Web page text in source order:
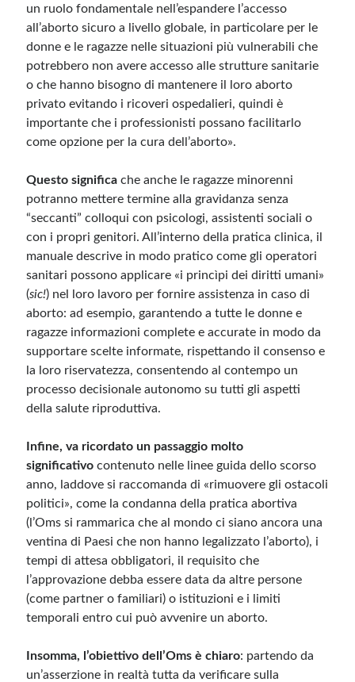
un ruolo fondamentale nell’espandere l’accesso
all’aborto sicuro a livello globale, in particolare per le
donne e le ragazze nelle situazioni più vulnerabili che
potrebbero non avere accesso alle strutture sanitarie
o che hanno bisogno di mantenere il loro aborto
privato evitando i ricoveri ospedalieri, quindi è
importante che i professionisti possano facilitarlo
come opzione per la cura dell’aborto».
Questo significa che anche le ragazze minorenni
potranno mettere termine alla gravidanza senza
“seccanti” colloqui con psicologi, assistenti sociali o
con i propri genitori. All’interno della pratica clinica, il
manuale descrive in modo pratico come gli operatori
sanitari possono applicare «i princìpi dei diritti umani»
(sic!) nel loro lavoro per fornire assistenza in caso di
aborto: ad esempio, garantendo a tutte le donne e
ragazze informazioni complete e accurate in modo da
supportare scelte informate, rispettando il consenso e
la loro riservatezza, consentendo al contempo un
processo decisionale autonomo su tutti gli aspetti
della salute riproduttiva.
Infine, va ricordato un passaggio molto
significativo contenuto nelle linee guida dello scorso
anno, laddove si raccomanda di «rimuovere gli ostacoli
politici», come la condanna della pratica abortiva
(l’Oms si rammarica che al mondo ci siano ancora una
ventina di Paesi che non hanno legalizzato l’aborto), i
tempi di attesa obbligatori, il requisito che
l’approvazione debba essere data da altre persone
(come partner o familiari) o istituzioni e i limiti
temporali entro cui può avvenire un aborto.
Insomma, l’obiettivo dell’Oms è chiaro: partendo da
un’asserzione in realtà tutta da verificare sulla